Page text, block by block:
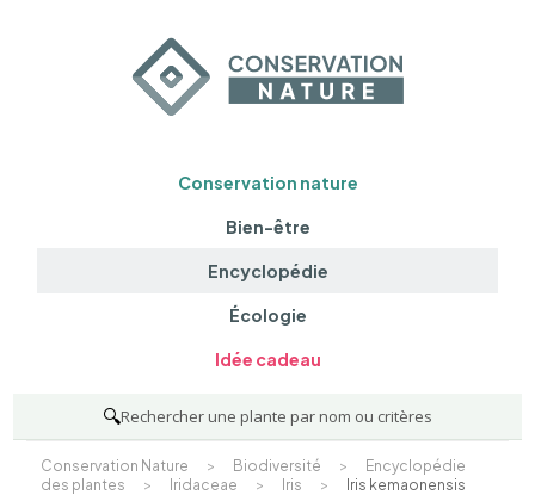
Conservation nature
Bien-être
Encyclopédie
Écologie
Idée cadeau
🔍Rechercher une plante par nom ou critères
Conservation Nature > Biodiversité >
Encyclopédie
des plantes
> Iridaceae > Iris > Iris kemaonensis